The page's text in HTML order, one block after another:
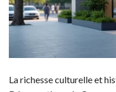
La richesse culturelle et